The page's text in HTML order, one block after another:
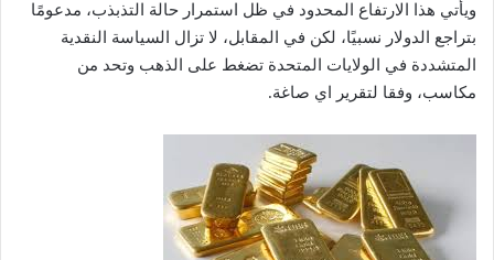
ويأتي هذا الارتفاع المحدود في ظل استمرار حالة التذبذب، مدعومًا
بتراجع الدولار نسبيًا، لكن في المقابل، لا تزال السياسة النقدية
المتشددة في الولايات المتحدة تضغط على الذهب وتحد من
مكاسب، وفقا لتقرير اي صاغة.